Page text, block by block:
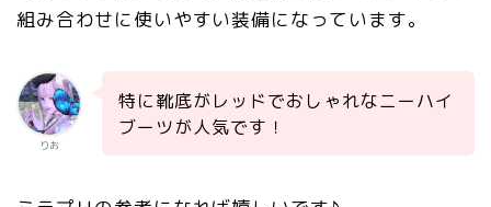
組み合わせに使いやすい装備になっています。
りお
特に靴底がレッドでおしゃれなニーハイ
ブーツが人気です！